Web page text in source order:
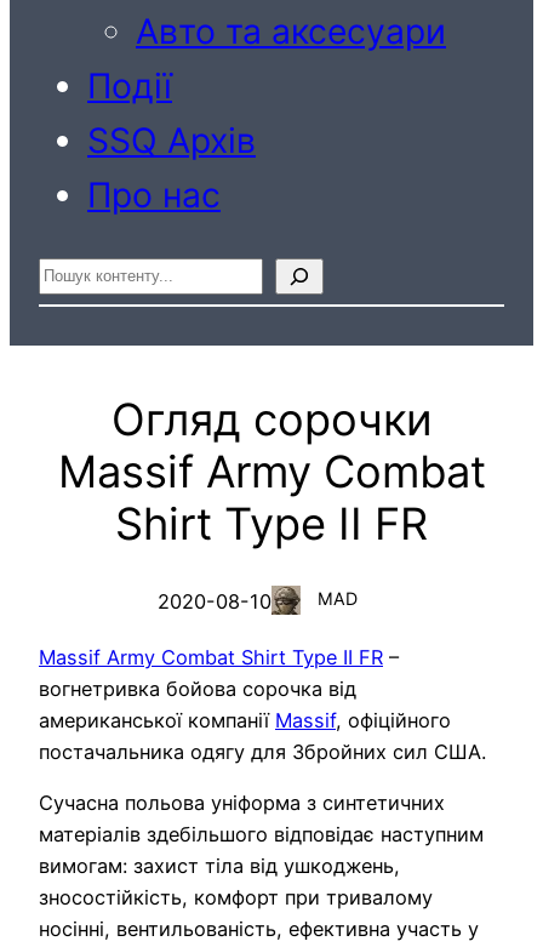
Авто та аксесуари
Події
SSQ Архів
Про нас
Пошук
Огляд сорочки
Massif Army Combat
Shirt Type II FR
2020-08-10 MAD
Massif Army Combat Shirt Type II FR –
вогнетривка бойова сорочка від
американської компанії Massif, офіційного
постачальника одягу для Збройних сил США.
Сучасна польова уніформа з синтетичних
матеріалів здебільшого відповідає наступним
вимогам: захист тіла від ушкоджень,
зносостійкість, комфорт при тривалому
носінні, вентильованість, ефективна участь у